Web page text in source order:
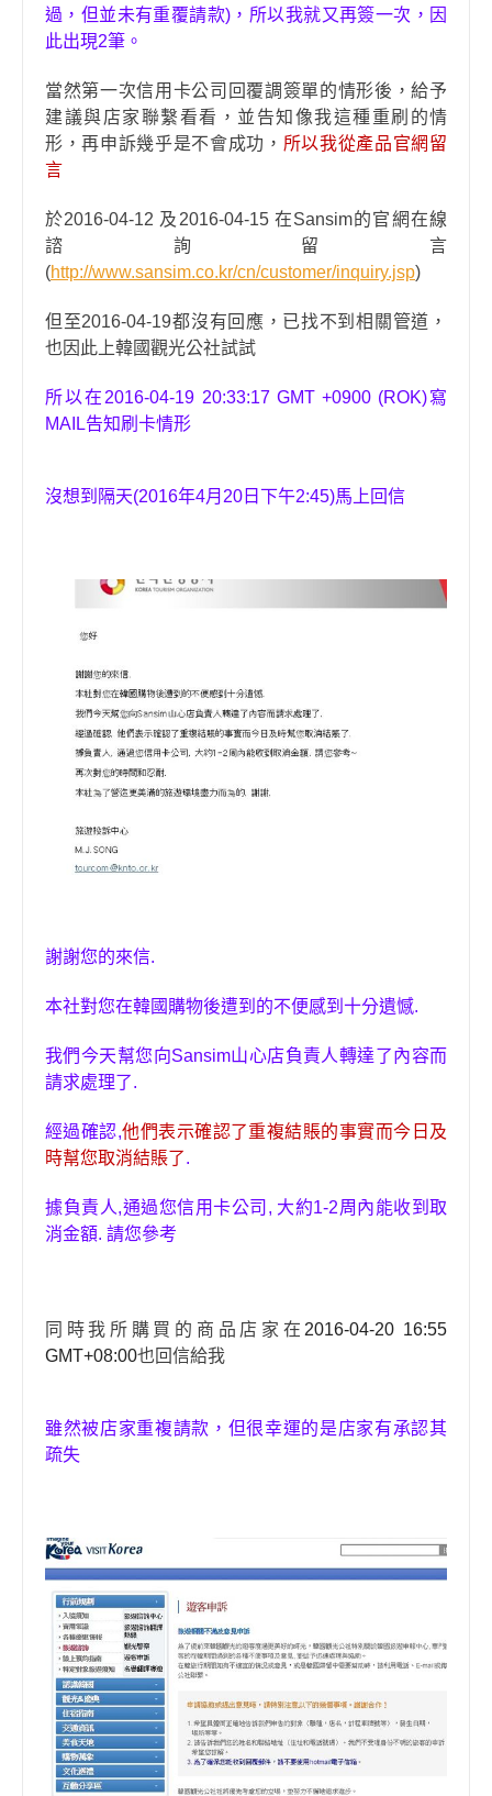
過，但並未有重覆請款)，所以我就又再簽一次，因
此出現2筆。
當然第一次信用卡公司回覆調簽單的情形後，給予
建議與店家聯繫看看， 並告知像我這種重刷的情
形，再申訴幾乎是不會成功 ， 所以我從產品官網留
言
於2016-04-12 及2016-04-15 在Sansim的官網在線
諮詢留言
(http://www.sansim.co.kr/cn/customer/inquiry.jsp)
但至2016-04-19都沒有回應，已找不到相關管道，
也因此上韓國觀光公社試試
所以在 2016-04-19 20:33:17 GMT +0900 (ROK)寫
MAIL告知刷卡情形
沒想到隔天(2016年4月 20 日下午2:45)馬上回信
謝謝您的來信.
本社對您在韓國購物後遭到的不便感到十分遺憾.
我們今天幫您向Sansim山心店負責人轉達了內容而
請求處理了.
經過確認,他們表示確認了重複結賬的事實而今日及
時幫您取消結賬了.
據負責人,通過您信用卡公司 , 大約1-2周內能收到取
消金額. 請您參考
同時我所購買的商品店家在 2016-04-20 16:55
GMT+08:00也回信給我
雖然被店家重複請款，但很幸運的是店家有承認其
疏失